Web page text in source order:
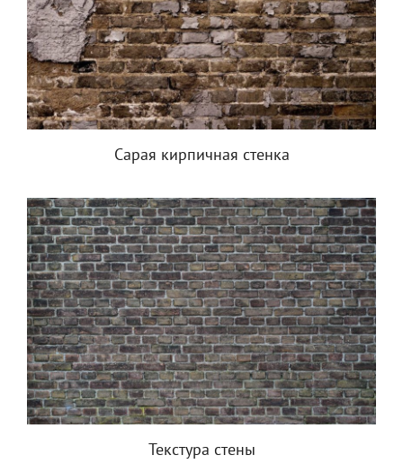
Сарая кирпичная стенка
Текстура стены